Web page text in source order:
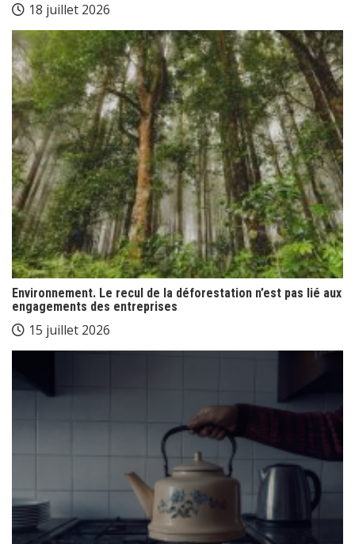
18 juillet 2026
Environnement. Le recul de la déforestation n’est pas lié aux
engagements des entreprises
15 juillet 2026